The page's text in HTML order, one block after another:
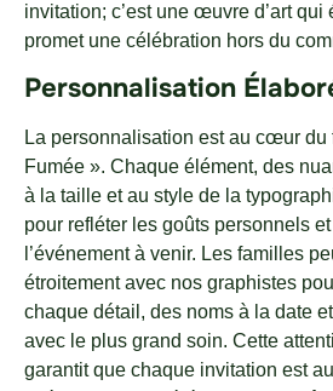
invitation; c’est une œuvre d’art
promet une célébration hors du
Personnalisation
La personnalisation est au cœur du
Fumée ». Chaque élément, des
à la taille et au style de la
pour refléter les goûts personnels
l’événement à venir. Les familles
étroitement avec nos graphistes
chaque détail, des noms à la date
avec le plus grand soin. Cette
garantit que chaque invitation est